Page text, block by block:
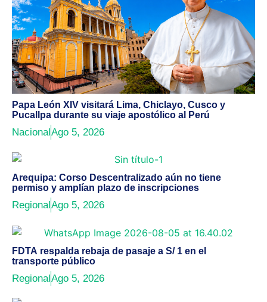
Papa León XIV visitará Lima, Chiclayo, Cusco y
Pucallpa durante su viaje apostólico al Perú
NacionalAgo 5, 2026
Arequipa: Corso Descentralizado aún no tiene
permiso y amplían plazo de inscripciones
Regional Ago 5, 2026
FDTA respalda rebaja de pasaje a S/ 1 en el
transporte público
RegionalAgo 5, 2026